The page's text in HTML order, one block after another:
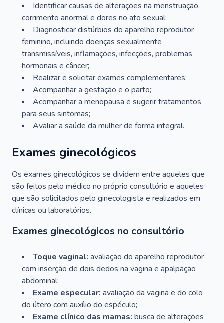
Identificar causas de alterações na menstruação,
corrimento anormal e dores no ato sexual;
Diagnosticar distúrbios do aparelho reprodutor
feminino, incluindo doenças sexualmente
transmissíveis, inflamações, infecções, problemas
hormonais e câncer;
Realizar e solicitar exames complementares;
Acompanhar a gestação e o parto;
Acompanhar a menopausa e sugerir tratamentos
para seus sintomas;
Avaliar a saúde da mulher de forma integral.
Exames ginecológicos
Os exames ginecológicos se dividem entre aqueles que
são feitos pelo médico no próprio consultório e aqueles
que são solicitados pelo ginecologista e realizados em
clínicas ou laboratórios.
Exames ginecológicos no consultório
Toque vaginal: avaliação do aparelho reprodutor
com inserção de dois dedos na vagina e apalpação
abdominal;
Exame especular: avaliação da vagina e do colo
do útero com auxílio do espéculo;
Exame clínico das mamas: busca de alterações